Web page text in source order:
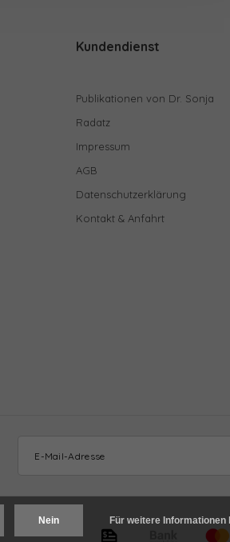
Kundendienst
Publikationen von Dr. Sonja
Radatz
Impressum
AGB
Datenschutzerklärung
Kontakt & Anfahrt
Nein Für weitere